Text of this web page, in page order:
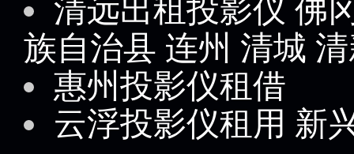
清远出租投影仪 佛
族自治县 连州 清城
惠州投影仪租借
云浮投影仪租用 新